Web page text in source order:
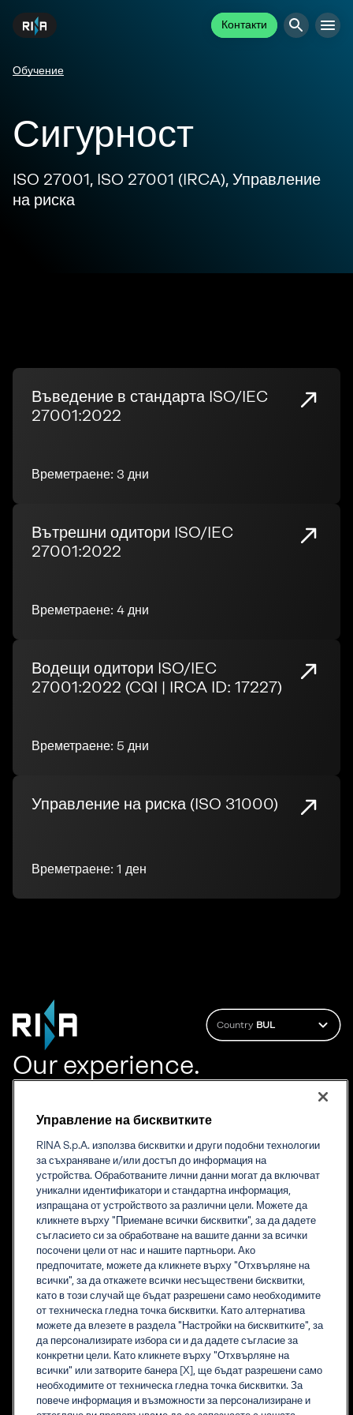
Контакти
Обучение
Сигурност
ISO 27001, ISO 27001 (IRCA), Управление
на риска
Въведение в стандарта ISO/IEC
27001:2022
Времетраене: 3 дни
Вътрешни одитори ISO/IEC
27001:2022
Времетраене: 4 дни
Водещи одитори ISO/IEC
27001:2022 (CQI | IRCA ID: 17227)
Времетраене: 5 дни
Управление на риска (ISO 31000)
Времетраене: 1 ден
Country BUL
Our experience.
RINA е основана на знания компания, която предоставя
и дигитални услуги в цял свят.
Дейност
Сертификация
Енергетика
Промишленост
Морска индустрия
Недвижими имоти
Транспорт и
инфраструктура
За нас
Накратко
Станете част от нашия екип
Съответствие
Контакти
Многообразие и
приобщаване
ESG и устойчивост
ESG в RINA: Градивно
Ценности
Разобличаване
Управление на бисквитките
RINA S.p.A. използва бисквитки и други подобни технологии
за съхраняване и/или достъп до информация на
устройства. Обработваните лични данни могат да включват
уникални идентификатори и стандартна информация,
изпращана от устройството за различни цели. Можете да
кликнете върху "Приемане всички бисквитки", за да дадете
съгласието си за обработване на вашите данни за всички
посочени цели от нас и нашите партньори. Ако
предпочитате, можете да кликнете върху "Отхвърляне на
всички", за да откажете всички несъществени бисквитки,
като в този случай ще бъдат разрешени само необходимите
от техническа гледна точка бисквитки. Като алтернатива
можете да влезете в раздела "Настройки на бисквитките", за
да персонализирате избора си и да дадете съгласие за
конкретни цели. Като кликнете върху "Отхвърляне на
всички" или затворите банера [X], ще бъдат разрешени само
необходимите от техническа гледна точка бисквитки. За
повече информация и възможности за персонализиране и